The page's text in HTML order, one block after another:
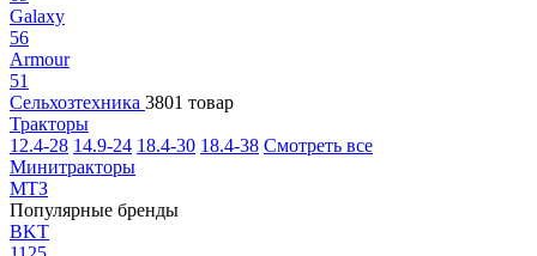
Galaxy
56
Armour
51
Сельхозтехника 3801 товар
Тракторы
12.4-28 14.9-24 18.4-30 18.4-38 Смотреть все
Минитракторы
МТЗ
Популярные бренды
BKT